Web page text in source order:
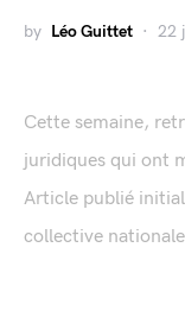
by Léo Guittet 22
Cette semaine,
juridiques qui ont
Article publié
collective